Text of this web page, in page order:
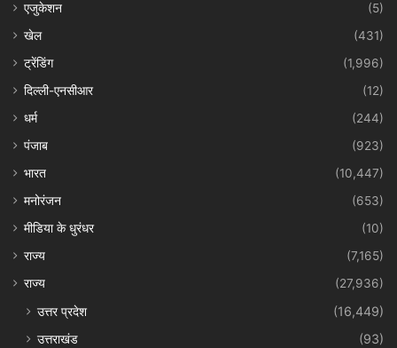
एजुकेशन
(5)
खेल
(431)
ट्रेंडिंग
(1,996)
दिल्ली-एनसीआर
(12)
धर्म
(244)
पंजाब
(923)
भारत
(10,447)
मनोरंजन
(653)
मीडिया के धुरंधर
(10)
राज्य
(7,165)
राज्य
(27,936)
उत्तर प्रदेश
(16,449)
उत्तराखंड
(93)